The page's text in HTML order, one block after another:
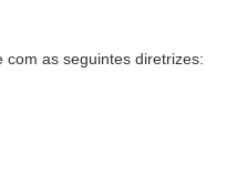
com as seguintes diretrizes: